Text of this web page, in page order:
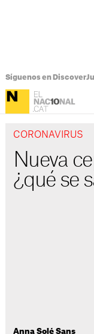
Síguenos en Discover
CORONAVIRUS
Nueva
¿qué se
Anna Solé Sans